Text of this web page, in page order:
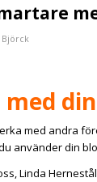
Björck
med andra
använder din
Linda